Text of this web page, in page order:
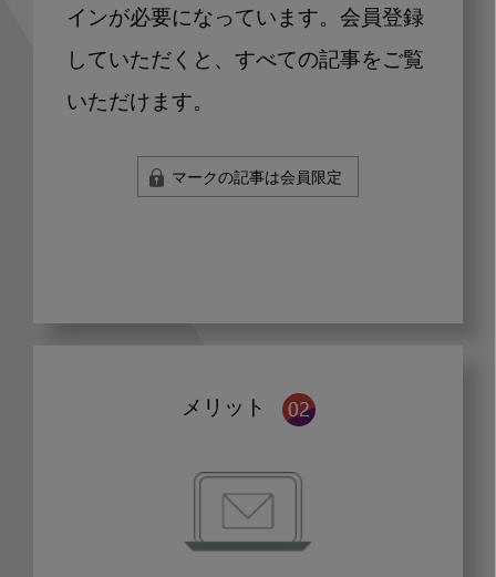
インが必要になっています。会員登録
していただくと、すべての記事をご覧
いただけます。
マークの記事は会員限定
メリット